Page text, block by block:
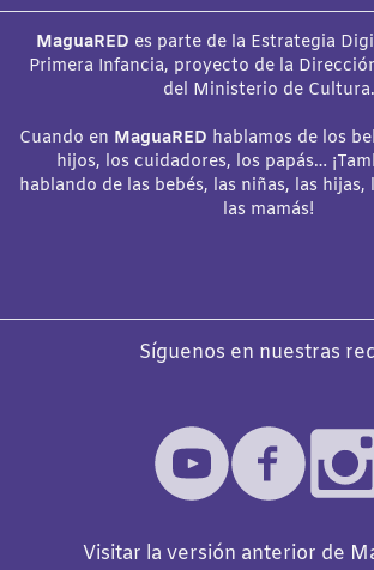
MaguaRED es parte de la Estrategia
Primera Infancia, proyecto de la
del Ministerio de Cultura.
Cuando en MaguaRED hablamos de los
hijos, los cuidadores, los papás…
hablando de las bebés, las niñas, las
las mamás!
Síguenos en nuestras
Visitar la versión anterior de